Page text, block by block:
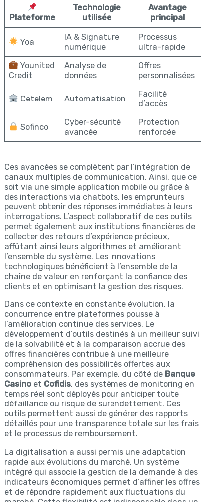
Plateforme
Technologie
utilisée
Avantage
principal
Yoa
IA & Signature
numérique
Processus
ultra-rapide
Younited
Credit
Analyse de
données
Offres
personnalisées
Cetelem Automatisation
Facilité
d’accès
Sofinco
Cyber-sécurité
avancée
Protection
renforcée
Ces avancées se complètent par l’intégration de
canaux multiples de communication. Ainsi, que ce
soit via une simple application mobile ou grâce à
des interactions via chatbots, les emprunteurs
peuvent obtenir des réponses immédiates à leurs
interrogations. L’aspect collaboratif de ces outils
permet également aux institutions financières de
collecter des retours d’expérience précieux,
affûtant ainsi leurs algorithmes et améliorant
l’ensemble du système. Les innovations
technologiques bénéficient à l’ensemble de la
chaîne de valeur en renforçant la confiance des
clients et en optimisant la gestion des risques.
Dans ce contexte en constante évolution, la
concurrence entre plateformes pousse à
l’amélioration continue des services. Le
développement d’outils destinés à un meilleur suivi
de la solvabilité et à la comparaison accrue des
offres financières contribue à une meilleure
compréhension des possibilités offertes aux
consommateurs. Par exemple, du côté de Banque
Casinoet Cofidis, des systèmes de monitoring en
temps réel sont déployés pour anticiper toute
défaillance ou risque de surendettement. Ces
outils permettent aussi de générer des rapports
détaillés pour une transparence totale sur les frais
et le processus de remboursement.
La digitalisation a aussi permis une adaptation
rapide aux évolutions du marché. Un système
intégré qui associe la gestion de la demande à des
indicateurs économiques permet d’affiner les offres
et de répondre rapidement aux fluctuations du